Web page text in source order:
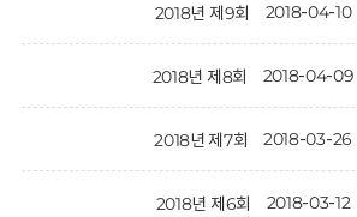
2018년 제9회 2018-04-10
2018년 제8회 2018-04-09
2018년 제7회 2018-03-26
2018년 제6회 2018-03-12